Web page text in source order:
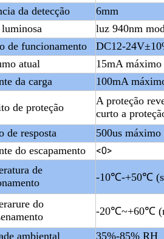
da detecção
6mm
luz 940nm
de funcionamento
DC12-
atual
15mA máximo
da carga
100mA
de proteção
A proteção
curto a
de resposta
500us máximo
do escapamento
<0>
de
-10℃-+50℃
do
-20℃~+60℃
ambiental
35%-85% RH